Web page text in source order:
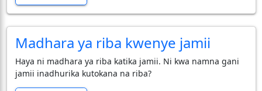
Madhara ya riba kwenye jamii
Haya ni madhara ya riba katika jamii. Ni kwa namna gani
jamii inadhurika kutokana na riba?